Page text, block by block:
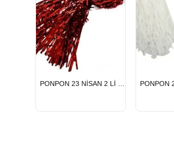
HIZLI
GÖNDERİ
PONPON 23 NİSAN 2 Lİ KIRMIZI
HIZLI
GÖNDERİ